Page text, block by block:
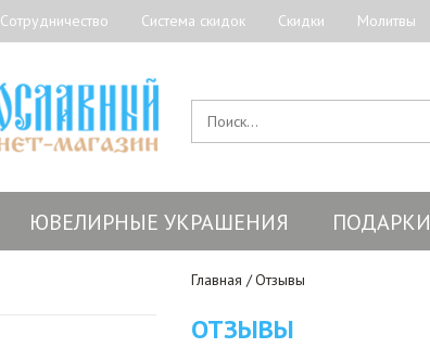
Сотрудничество Система скидок Скидки Молитвы
ЮВЕЛИРНЫЕ УКРАШЕНИЯ ПОДАРКИ
Главная Отзывы
ОТЗЫВЫ